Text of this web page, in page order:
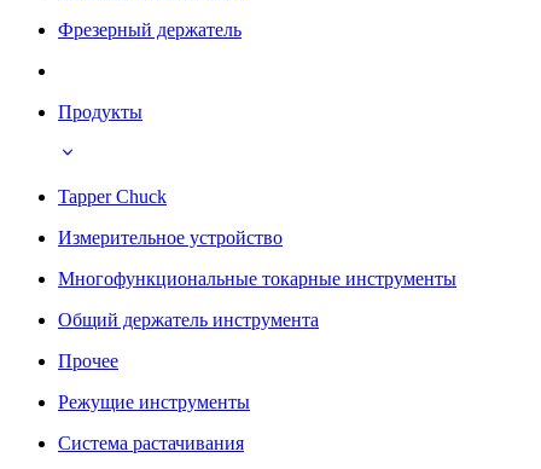
Фрезерный держатель
Продукты
Tapper Chuck
Измерительное устройство
Многофункциональные токарные инструменты
Общий держатель инструмента
Прочее
Режущие инструменты
Система растачивания